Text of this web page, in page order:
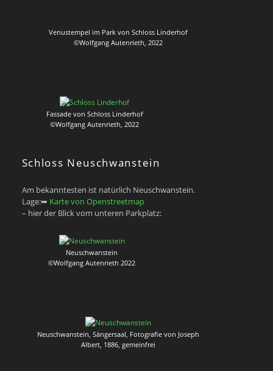
Venustempel im Park von Schloss Linderhof
©Wolfgang Autenrieth, 2022
Fassade von Schloss Linderhof
©Wolfgang Autenrieth, 2022
Schloss Neuschwanstein
Am bekanntesten ist natürlich Neuschwanstein.
Lage:➥ Karte von Openstreetmap
– hier der Blick vom unteren Parkplatz:
Neuschwanstein
©Wolfgang Autenrieth 2022
Neuschwanstein, Sängersaal, Fotografie von Joseph
Albert, 1886, gemeinfrei